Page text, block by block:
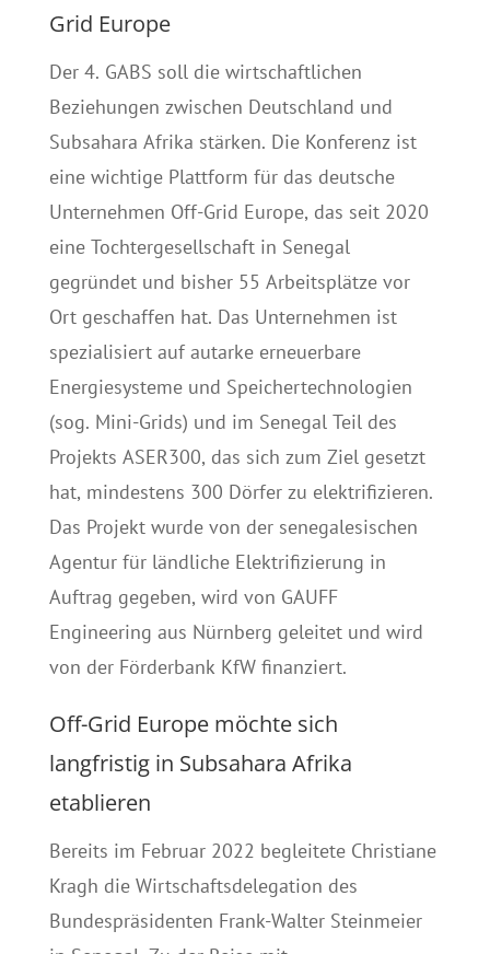
Grid Europe
Der 4. GABS soll die wirtschaftlichen
Beziehungen zwischen Deutschland und
Subsahara Afrika stärken. Die Konferenz ist
eine wichtige Plattform für das deutsche
Unternehmen Off-Grid Europe, das seit 2020
eine Tochtergesellschaft in Senegal
gegründet und bisher 55 Arbeitsplätze vor
Ort geschaffen hat. Das Unternehmen ist
spezialisiert auf autarke erneuerbare
Energiesysteme und Speichertechnologien
(sog. Mini-Grids) und im Senegal Teil des
Projekts ASER300, das sich zum Ziel gesetzt
hat, mindestens 300 Dörfer zu elektrifizieren.
Das Projekt wurde von der senegalesischen
Agentur für ländliche Elektrifizierung in
Auftrag gegeben, wird von GAUFF
Engineering aus Nürnberg geleitet und wird
von der Förderbank KfW finanziert.
Off-Grid Europe möchte sich
langfristig in Subsahara Afrika
etablieren
Bereits im Februar 2022 begleitete Christiane
Kragh die Wirtschaftsdelegation des
Bundespräsidenten Frank-Walter Steinmeier